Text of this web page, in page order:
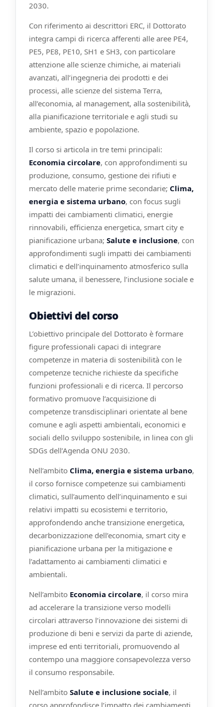
2030.
Con riferimento ai descrittori ERC, il Dottorato
integra campi di ricerca afferenti alle aree PE4,
PE5, PE8, PE10, SH1 e SH3, con particolare
attenzione alle scienze chimiche, ai materiali
avanzati, all’ingegneria dei prodotti e dei
processi, alle scienze del sistema Terra,
all’economia, al management, alla sostenibilità,
alla pianificazione territoriale e agli studi su
ambiente, spazio e popolazione.
Il corso si articola in tre temi principali:
Economia circolare, con approfondimenti su
produzione, consumo, gestione dei rifiuti e
mercato delle materie prime secondarie; Clima,
energia e sistema urbano, con focus sugli
impatti dei cambiamenti climatici, energie
rinnovabili, efficienza energetica, smart city e
pianificazione urbana; Salute e inclusione, con
approfondimenti sugli impatti dei cambiamenti
climatici e dell’inquinamento atmosferico sulla
salute umana, il benessere, l’inclusione sociale e
le migrazioni.
Obiettivi del corso
L’obiettivo principale del Dottorato è formare
figure professionali capaci di integrare
competenze in materia di sostenibilità con le
competenze tecniche richieste da specifiche
funzioni professionali e di ricerca. Il percorso
formativo promuove l’acquisizione di
competenze transdisciplinari orientate al bene
comune e agli aspetti ambientali, economici e
sociali dello sviluppo sostenibile, in linea con gli
SDGs dell’Agenda ONU 2030.
Nell’ambito Clima, energia e sistema urbano,
il corso fornisce competenze sui cambiamenti
climatici, sull’aumento dell’inquinamento e sui
relativi impatti su ecosistemi e territorio,
approfondendo anche transizione energetica,
decarbonizzazione dell’economia, smart city e
pianificazione urbana per la mitigazione e
l’adattamento ai cambiamenti climatici e
ambientali.
Nell’ambito Economia circolare, il corso mira
ad accelerare la transizione verso modelli
circolari attraverso l’innovazione dei sistemi di
produzione di beni e servizi da parte di aziende,
imprese ed enti territoriali, promuovendo al
contempo una maggiore consapevolezza verso
il consumo responsabile.
Nell’ambito Salute e inclusione sociale, il